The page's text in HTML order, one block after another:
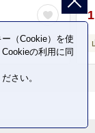
（Cookie）を使
の利用に同
さい。